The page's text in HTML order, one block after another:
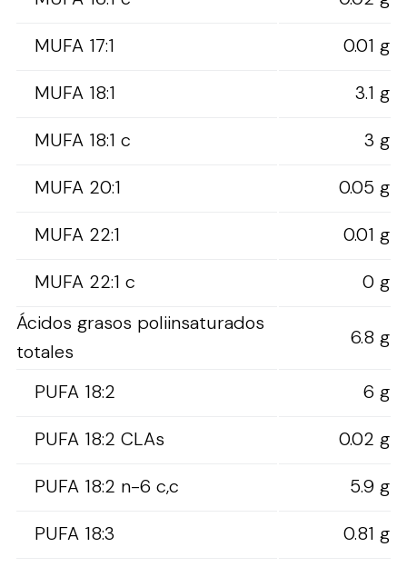
MUFA 17:1
0.01 g
MUFA 18:1
3.1 g
MUFA 18:1 c
3 g
MUFA 20:1
0.05 g
MUFA 22:1
0.01 g
MUFA 22:1 c
0 g
Ácidos grasos poliinsaturados
totales
6.8 g
PUFA 18:2
6 g
PUFA 18:2 CLAs
0.02 g
PUFA 18:2 n-6 c,c
5.9 g
PUFA 18:3
0.81 g